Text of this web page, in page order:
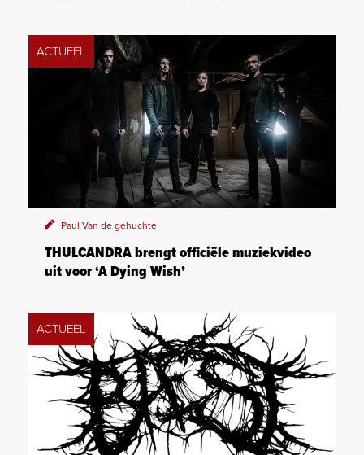
ACTUEEL
Paul Van de gehuchte
THULCANDRA brengt officiële muziekvideo
uit voor ‘A Dying Wish’
ACTUEEL